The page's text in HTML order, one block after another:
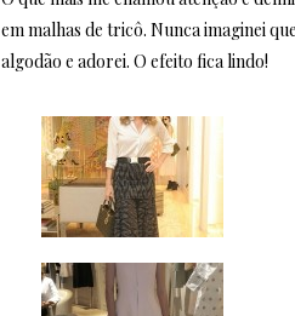
em malhas de tricô. Nunca imaginei
algodão e adorei. O efeito fica lindo!